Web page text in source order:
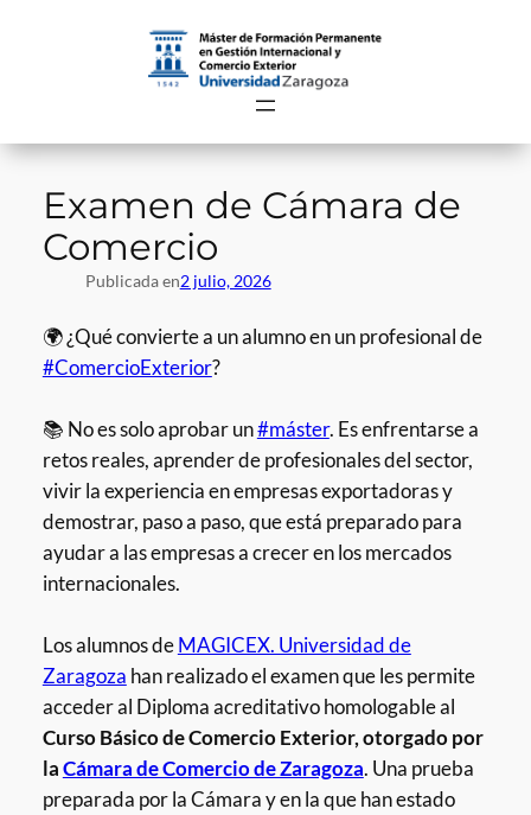
Examen de Cámara de
Comercio
Publicada en2 julio, 2026
🌍 ¿Qué convierte a un alumno en un profesional de
#ComercioExterior?
📚 No es solo aprobar un#máster. Es enfrentarse a
retos reales, aprender de profesionales del sector,
vivir la experiencia en empresas exportadoras y
demostrar, paso a paso, que está preparado para
ayudar a las empresas a crecer en los mercados
internacionales.
Los alumnos deMAGICEX. Universidad de
Zaragoza han realizado el examen que les permite
acceder al Diploma acreditativo homologable al
Curso Básico de Comercio Exterior, otorgado por
laCámara de Comercio de Zaragoza. Una prueba
preparada por la Cámara y en la que han estado